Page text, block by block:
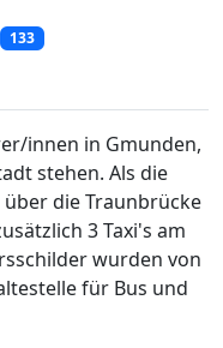
133
innen in Gmunden,
stehen. Als die
die Traunbrücke
3 Taxi's am
wurden von
für Bus und